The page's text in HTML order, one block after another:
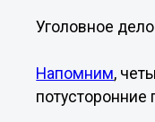
Уголовное
Напомним,
потусторонние